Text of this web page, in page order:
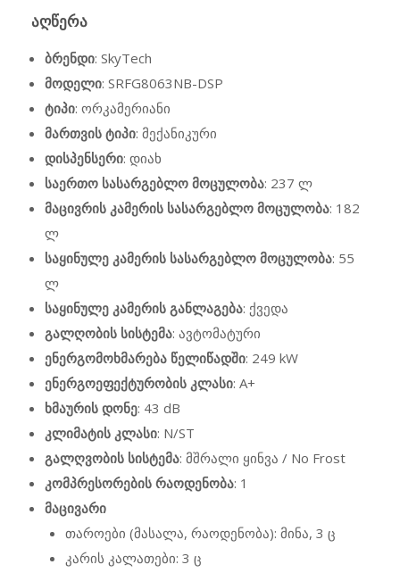
ᲐᲦᲬᲔᲠᲐ
ბრენდი: SkyTech
მოდელი: SRFG8063NB-DSP
ტიპი: ორკამერიანი
მართვის ტიპი: მექანიკური
დისპენსერი: დიახ
საერთო სასარგებლო მოცულობა: 237 ლ
მაცივრის კამერის სასარგებლო მოცულობა: 182
ლ
საყინულე კამერის სასარგებლო მოცულობა: 55
ლ
საყინულე კამერის განლაგება: ქვედა
გალღობის სისტემა: ავტომატური
ენერგომოხმარება წელიწადში: 249 kW
ენერგოეფექტურობის კლასი: A+
ხმაურის დონე: 43 dB
კლიმატის კლასი: N/ST
გალღვობის სისტემა: მშრალი ყინვა / No Frost
კომპრესორების რაოდენობა: 1
მაცივარი
თაროები (მასალა, რაოდენობა): მინა, 3 ც
კარის კალათები: 3 ც